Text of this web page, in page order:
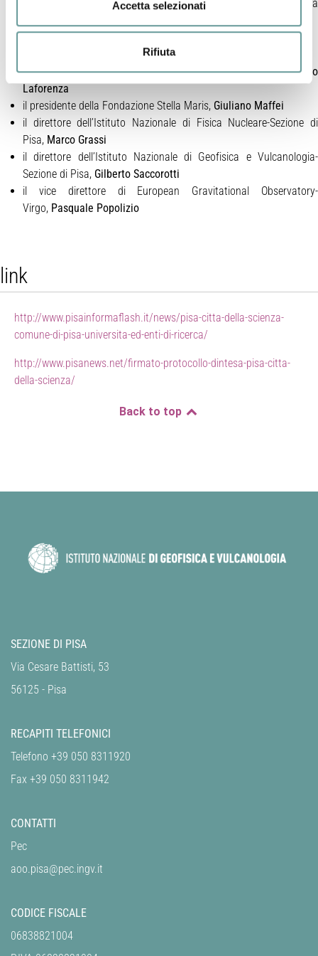
Accetta selezionati
Rifiuta
il prorettore per i Rapporti con gli enti del territorio dell’Università
il direttore della Scuola Normale Superiore,Vincenzo Barone
il rettore della Scuola Superiore Sant’Anna,
il direttore del Consiglio Nazionale delle Ricerche,Domenico
Laforenza
il presidente della Fondazione Stella Maris, Giuliano Maffei
il direttore dell’Istituto Nazionale di Fisica Nucleare-Sezione di
Pisa, Marco Grassi
il direttore dell’Istituto Nazionale di Geofisica e Vulcanologia-
Sezione di Pisa, Gilberto Saccorotti
il vice direttore di European Gravitational Observatory-
Virgo, Pasquale Popolizio
link
http://www.pisainformaflash.it/news/pisa-citta-della-scienza-
comune-di-pisa-universita-ed-enti-di-ricerca/
http://www.pisanews.net/firmato-protocollo-dintesa-pisa-citta-
della-scienza/
Back to top
SEZIONE DI PISA
Via Cesare Battisti, 53
56125 - Pisa
RECAPITI TELEFONICI
Telefono +39 050 8311920
Fax +39 050 8311942
CONTATTI
Pec
aoo.pisa@pec.ingv.it
CODICE FISCALE
06838821004